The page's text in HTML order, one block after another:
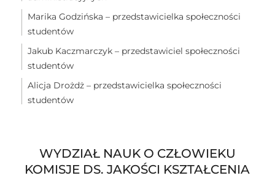
Marika Godzińska – przedstawicielka społeczności
studentów
Jakub Kaczmarczyk – przedstawiciel społeczności
studentów
Alicja Drożdż – przedstawicielka społeczności
studentów
WYDZIAŁ NAUK O CZŁOWIEKU
KOMISJE DS. JAKOŚCI KSZTAŁCENIA